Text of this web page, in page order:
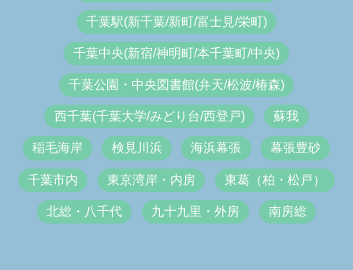
千葉駅(新千葉/新町/富士見/栄町)
千葉中央(新宿/神明町/本千葉町/中央)
千葉公園・中央図書館(弁天/松波/椿森)
西千葉(千葉大学/みどり台/西登戸) 蘇我
稲毛海岸 検見川浜 海浜幕張 幕張豊砂
千葉市内 東京湾岸・内房 東葛（柏・松戸）
北総・八千代 九十九里・外房 南房総